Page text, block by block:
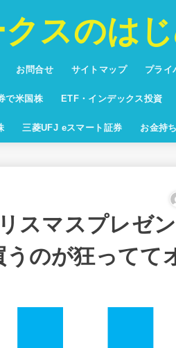
スのは
お問合せ サイトマップ プライ
ング
で米国株
当利回りランキン
ETF・インデックス投資
米国株ETF純資産額ランキ
三菱UFJ eスマート証券 お金持
スマスプレゼ
のが狂ってて